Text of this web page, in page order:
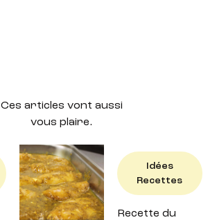
Ces articles vont aussi
vous plaire.
Idées
Recettes
Recette : petit
Idées
Recettes
Recette du